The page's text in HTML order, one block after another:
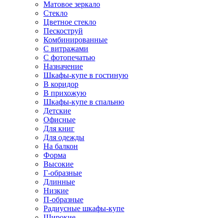
Матовое зеркало
Стекло
Цветное стекло
Пескоструй
Комбинированные
С витражами
С фотопечатью
Назначение
Шкафы-купе в гостиную
В коридор
В прихожую
Шкафы-купе в спальню
Детские
Офисные
Для книг
Для одежды
На балкон
Форма
Высокие
Г-образные
Длинные
Низкие
П-образные
Радиусные шкафы-купе